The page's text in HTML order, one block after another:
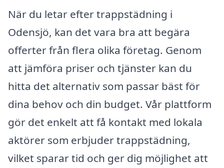
När du letar efter trappstädning i
Odensjö, kan det vara bra att begära
offerter från flera olika företag. Genom
att jämföra priser och tjänster kan du
hitta det alternativ som passar bäst för
dina behov och din budget. Vår plattform
gör det enkelt att få kontakt med lokala
aktörer som erbjuder trappstädning,
vilket sparar tid och ger dig möjlighet att